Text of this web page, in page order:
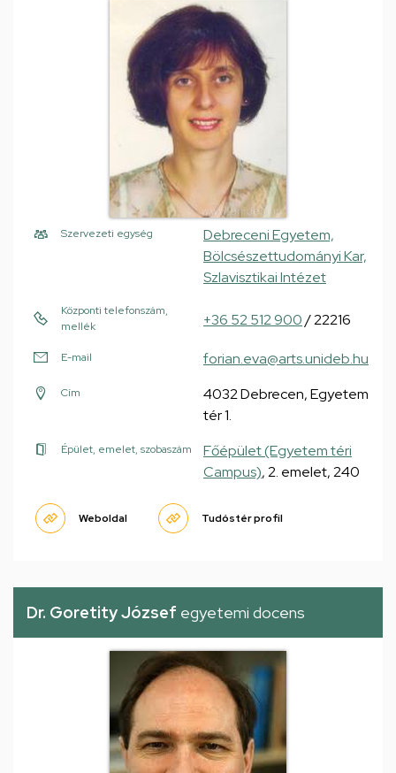
Szervezeti egység
Debreceni Egyetem,
Bölcsészettudományi Kar,
Szlavisztikai Intézet
Központi telefonszám,
mellék
+36 52 512 900/ 22216
E-mail forian.eva@arts.unideb.hu
Cím
4032 Debrecen, Egyetem
tér 1.
Épület, emelet, szobaszám
Főépület (Egyetem téri
Campus), 2. emelet, 240
Weboldal Tudóstér profil
Dr. Goretity József egyetemi docens